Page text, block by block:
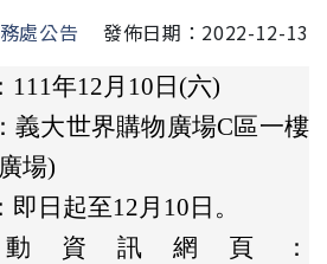
處公告
發佈日期：2022-12-13
111年12月10日(六)
義大世界購物廣場C區一樓
場)
日起至12月10日。
資訊網頁：